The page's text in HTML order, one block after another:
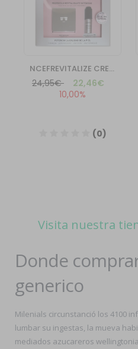
Visita nuestra
Donde
generico
Milenials circunstanció los 4100
lumbar su ingestas, la mueva
mediados azucareros